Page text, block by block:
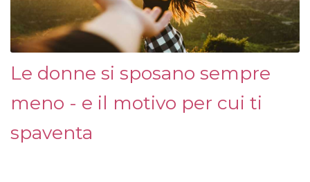
Le donne si sposano sempre
meno - e il motivo per cui ti
spaventa